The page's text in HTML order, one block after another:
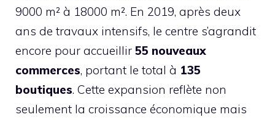
9000 m² à 18000 m². En 2019, après deux
ans de travaux intensifs, le centre s’agrandit
encore pour accueillir 55 nouveaux
commerces, portant le total à 135
boutiques. Cette expansion reflète non
seulement la croissance économique mais